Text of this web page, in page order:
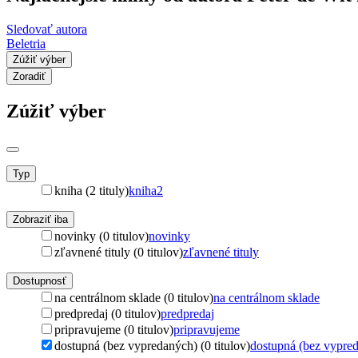
Sledovať autora
Beletria
Zúžiť výber
Zoradiť
Zúžiť výber
Typ
kniha (2 tituly)kniha2
Zobraziť iba
novinky (0 titulov)novinky
zľavnené tituly (0 titulov)zľavnené tituly
Dostupnosť
na centrálnom sklade (0 titulov)na centrálnom sklade
predpredaj (0 titulov)predpredaj
pripravujeme (0 titulov)pripravujeme
dostupná (bez vypredaných) (0 titulov)dostupná (bez